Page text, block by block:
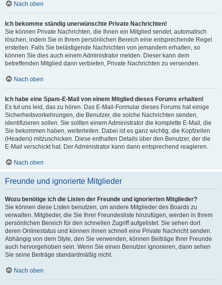
Nach oben
Ich bekomme ständig unerwünschte Private Nachrichten!
Sie können Private Nachrichten, die Ihnen ein Mitglied sendet, automatisch
löschen, indem Sie in Ihrem persönlichen Bereich eine entsprechende Regel
erstellen. Falls Sie belästigende Nachrichten von jemandem erhalten, so
können Sie dies auch einem Administrator melden. Dieser kann dem
betreffenden Mitglied dann verbieten, Private Nachrichten zu versenden.
Nach oben
Ich habe eine Spam-E-Mail von einem Mitglied dieses Forums erhalten!
Es tut uns leid, das zu hören. Das E-Mail-Formular dieses Forums hat einige
Sicherheitsvorkehrungen, die Benutzer, die solche Nachrichten senden,
identifizieren sollen. Sie sollten einem Administrator die komplette E-Mail, die
Sie bekommen haben, weiterleiten. Dabei ist es ganz wichtig, die Kopfzeilen
(Headers) mitzuschicken. Diese enthalten Details über den Benutzer, der die
E-Mail verschickt hat. Der Administrator kann dann entsprechend reagieren.
Nach oben
Freunde und ignorierte Mitglieder
Wozu benötige ich die Listen der Freunde und ignorierten Mitglieder?
Sie können diese Listen benutzen, um andere Mitglieder des Boards zu
verwalten. Mitglieder, die Sie Ihrer Freundesliste hinzufügen, werden in Ihrem
persönlichen Bereich für den schnellen Zugriff aufgelistet. Sie sehen dort
deren Onlinestatus und können ihnen schnell eine Private Nachricht senden.
Abhängig von dem Style, den Sie verwenden, können Beiträge Ihrer Freunde
auch hervorgehoben sein. Wenn Sie einen Benutzer ignorieren, dann sehen
Sie seine Beiträge standardmäßig nicht.
Nach oben